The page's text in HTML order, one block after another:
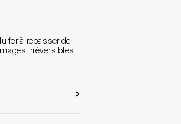
fer à repasser de
irréversibles